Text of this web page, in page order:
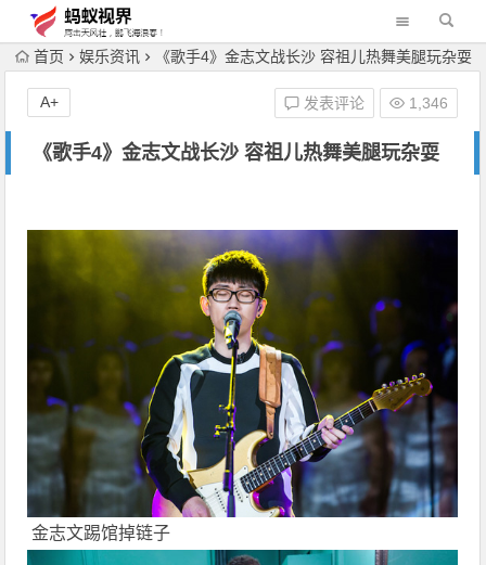
首页 娱乐资讯 《歌手4》金志文战长沙 容祖儿热舞美腿玩杂耍
《歌手4》金志文战长沙 容祖儿热舞美腿玩杂耍
发表评论 1,346
A+
金志文踢馆掉链子